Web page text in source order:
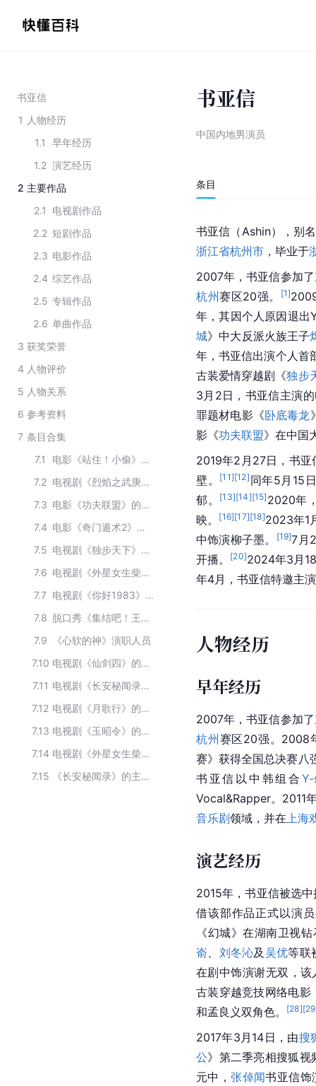
书亚信
1 人物经历
1.1
早年经历
1.2 演艺经历
2 主要作品
2.1
电视剧作品
2.2 短剧作品
2.3 电影作品
2.4 综艺作品
2.5 专辑作品
2.6 单曲作品
3 获奖荣誉
4 人物评价
5 人物关系
6 参考资料
7 条目合集
7.1
电影《站住！小偷》的主要演员
7.2
电视剧《烈焰之武庚纪》的主要演员
7.3
电影《功夫联盟》的主要演员
7.4
电影《奇门遁术2》主要演员
7.5
电视剧《独步天下》的主演人员
7.6
电视剧《外星女生柴小七2》主要演员
7.7
电视剧《你好1983》的主要演职人员
7.8
脱口秀《集结吧！王者》主要演员
7.9
《心软的神》演职人员
7.10
电视剧《仙剑四》的主要演员
7.11
电视剧《长安秘闻录》主要演职员
7.12
电视剧《月歌行》的主要演员
7.13
电视剧《玉昭令》的演职人员
7.14
电视剧《外星女生柴小七2》的主要演员
7.15
《长安秘闻录》的主要演员
书亚信
中国内地男演员
条目
书亚信（Ashin），别
浙江省杭州市 ，毕业于
2007年，书亚信参加了
杭州赛区20强。 [1]
年，其因个人原因退出
城》中大反派火族王子
年，书亚信出演个人首
古装爱情穿越剧《独步
3月2日，书亚信主演
罪题材电影《卧底毒龙
影《功夫联盟》在中国
2019年2月27日，书亚
壁。
[11][12] 同年5月15
郁。
[13][14][15] 2020年
映。
[16][17][18]2023年1
中饰演柳子墨。
[19]7月
开播。
[20]2024年3月
年4月，书亚信特邀主
人物经历
早年经历
2007年，书亚信参加了
杭州赛区20强。2008
赛》获得全国总决赛八
书亚信以中韩组合
Vocal&Rapper。2011
音乐剧领域，并在 上海
演艺经历
2015年，书亚信被选
借该部作品正式以演
《幻城》在湖南卫视
嵛
刘冬沁及 吴优等联
在剧中饰演谢无双，该
古装穿越竞技网络电影
和孟良义双角色。
[28][29
2017年3月14日，由搜
公》第二季亮相搜狐视
元中，张倬闻书亚信饰